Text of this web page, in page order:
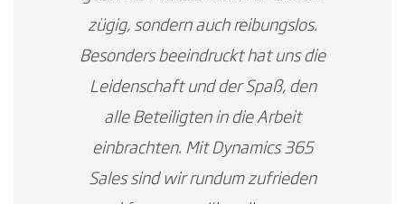
zügig, sondern auch reibungslos.
Besonders beeindruckt hat uns die
Leidenschaft und der Spaß, den
alle Beteiligten in die Arbeit
einbrachten. Mit Dynamics 365
Sales sind wir rundum zufrieden